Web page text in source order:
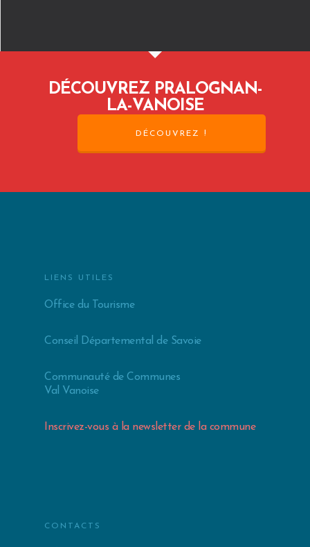
DÉCOUVREZ PRALOGNAN-
LA-VANOISE
DÉCOUVREZ !
LIENS UTILES
Office du Tourisme
Conseil Départemental de Savoie
Communauté de Communes
Val Vanoise
Inscrivez-vous à la newsletter de la commune
CONTACTS